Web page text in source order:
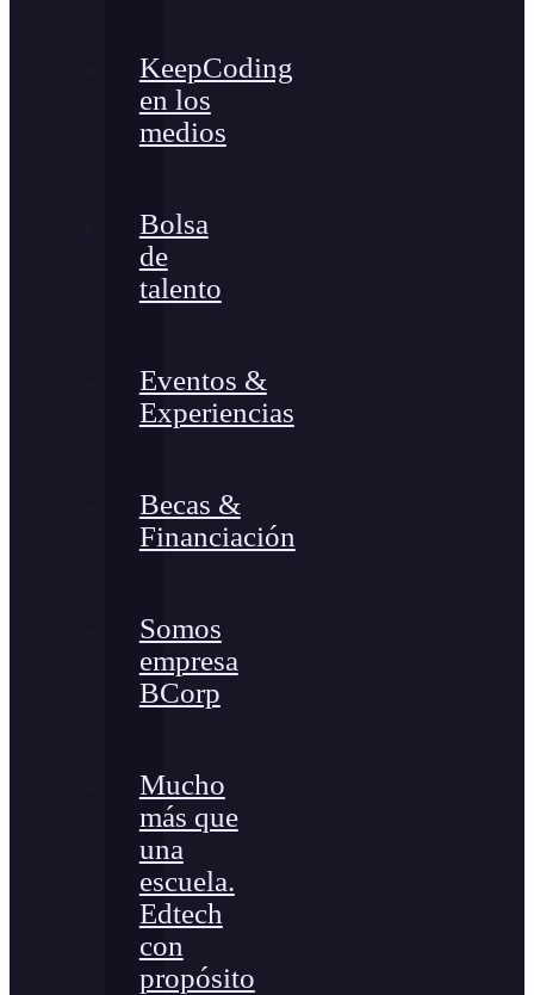
KeepCoding
en los
medios
Bolsa
de
talento
Eventos &
Experiencias
Becas &
Financiación
Somos
empresa
BCorp
Mucho
más que
una
escuela.
Edtech
con
propósito